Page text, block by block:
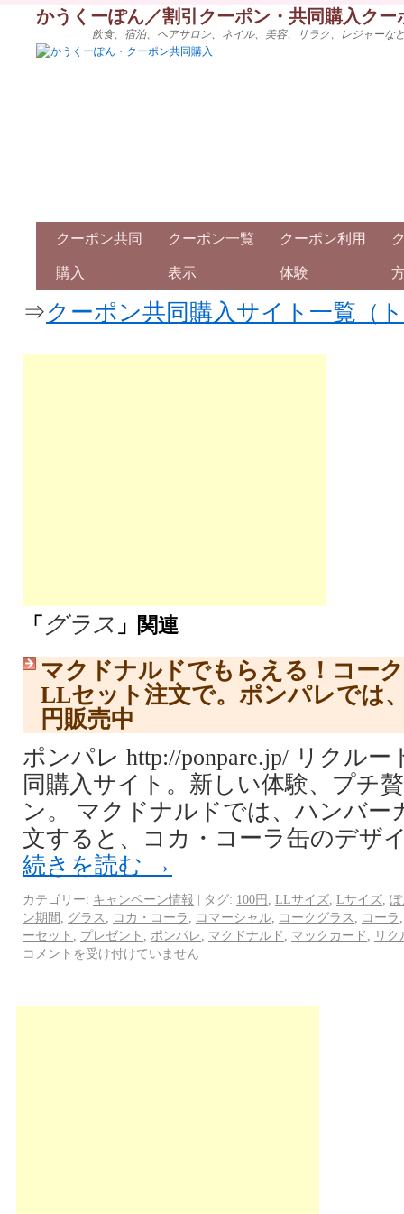
かうくーぽん／割引クーポン・共同購入ク
飲食、宿泊、ヘアサロン、ネイル、美容、リラク、レジャー
クーポン共同
購入
クーポン一覧
表示
クーポン利用
体験
⇒クーポン共同購入サイト一覧（
「 グラス 」関連
マクドナルドでもらえる！コー
LLセット注文で。ポンパレでは
円販売中
ポンパレ http://ponpare.jp/ リクル
同購入サイト。新しい体験、プチ
ン。 マクドナルドでは、ハンバー
文すると、コカ・コーラ缶のデザ
続きを読む →
カテゴリー: キャンペーン情報 | タグ: 100円 LLサイズ Lサイズ
ン期間
グラス コカ・コーラ コマーシャル コークグラス コーラ
ーセット
プレゼント ポンパレ マクドナルド マックカード
リク
コメントを受け付けていません